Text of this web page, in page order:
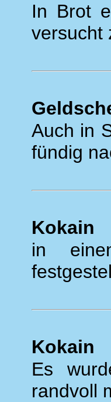
In Brot
versucht
Auch in
fündig
Kokain
in
Kokain
Es
randvoll